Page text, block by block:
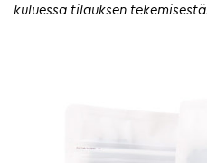
kuluessa tilauksen